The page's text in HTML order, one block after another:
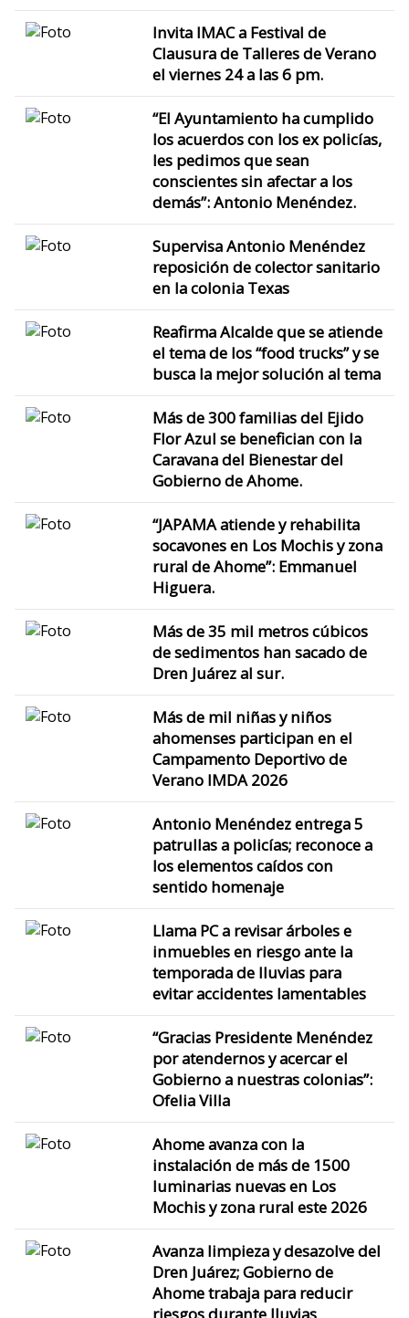
Invita IMAC a Festival de
Clausura de Talleres de Verano
el viernes 24 a las 6 pm.
“El Ayuntamiento ha cumplido
los acuerdos con los ex policías,
les pedimos que sean
conscientes sin afectar a los
demás”: Antonio Menéndez.
Supervisa Antonio Menéndez
reposición de colector sanitario
en la colonia Texas
Reafirma Alcalde que se atiende
el tema de los “food trucks” y se
busca la mejor solución al tema
Más de 300 familias del Ejido
Flor Azul se benefician con la
Caravana del Bienestar del
Gobierno de Ahome.
“JAPAMA atiende y rehabilita
socavones en Los Mochis y zona
rural de Ahome”: Emmanuel
Higuera.
Más de 35 mil metros cúbicos
de sedimentos han sacado de
Dren Juárez al sur.
Más de mil niñas y niños
ahomenses participan en el
Campamento Deportivo de
Verano IMDA 2026
Antonio Menéndez entrega 5
patrullas a policías; reconoce a
los elementos caídos con
sentido homenaje
Llama PC a revisar árboles e
inmuebles en riesgo ante la
temporada de lluvias para
evitar accidentes lamentables
“Gracias Presidente Menéndez
por atendernos y acercar el
Gobierno a nuestras colonias”:
Ofelia Villa
Ahome avanza con la
instalación de más de 1500
luminarias nuevas en Los
Mochis y zona rural este 2026
Avanza limpieza y desazolve del
Dren Juárez; Gobierno de
Ahome trabaja para reducir